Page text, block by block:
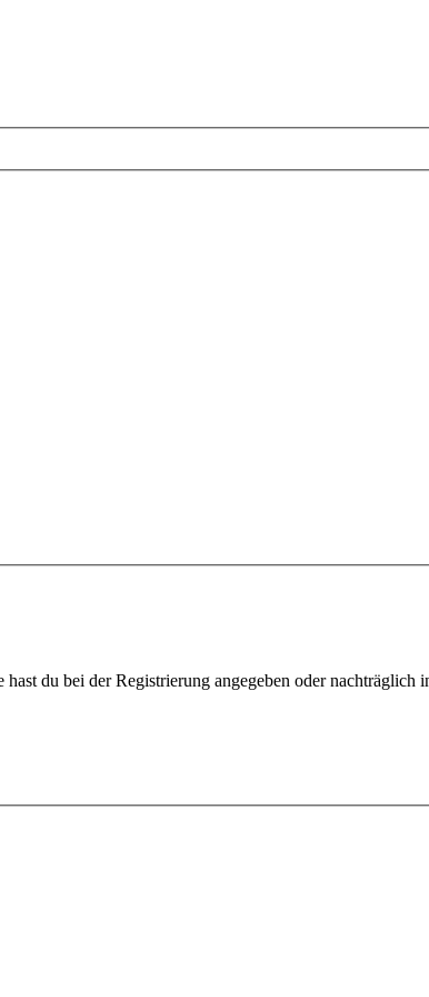
du bei der Registrierung angegeben oder nachträglich